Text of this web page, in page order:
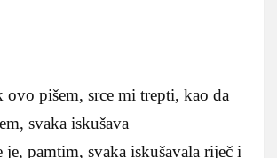
ovo pišem, srce mi trepti, kao da
svaka iskušava
je, pamtim, svaka iskušavala riječ i